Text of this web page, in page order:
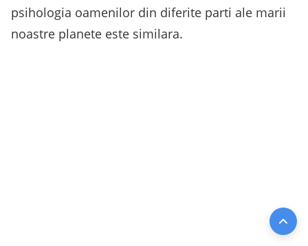
psihologia oamenilor din diferite parti ale marii
noastre planete este similara.